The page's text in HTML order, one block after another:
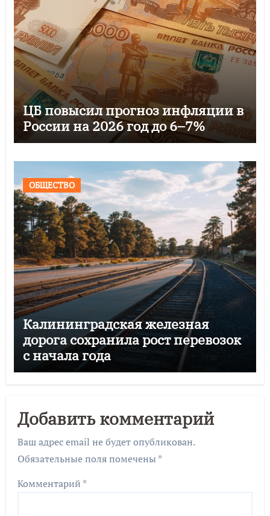
ЦБ повысил прогноз инфляции в
России на 2026 год до 6–7%
ОБЩЕСТВО
Калининградская железная
дорога сохранила рост перевозок
с начала года
Добавить комментарий
Ваш адрес email не будет опубликован.
Обязательные поля помечены *
Комментарий *